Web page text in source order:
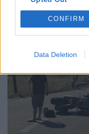
CONFIRM
Data Deletion